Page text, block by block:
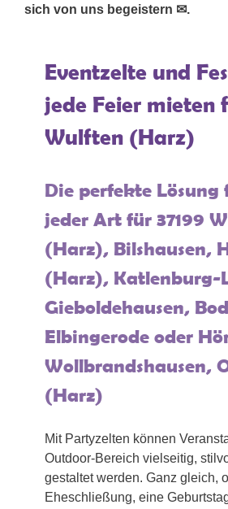
sich von uns begeistern ✉.
Eventzelte und
jede Feier mieten
Wulften (Harz)
Die perfekte Lösung
jeder Art für 37199
(Harz), Bilshausen,
(Harz), Katlenburg-
Gieboldehausen,
Elbingerode oder
Wollbrandshausen,
(Harz)
Mit Partyzelten können
Outdoor-Bereich vielseitig,
gestaltet werden. Ganz gleich,
Eheschließung, eine